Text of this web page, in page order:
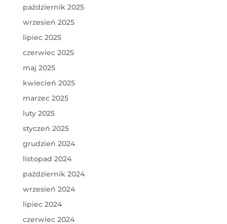
październik 2025
wrzesień 2025
lipiec 2025
czerwiec 2025
maj 2025
kwiecień 2025
marzec 2025
luty 2025
styczeń 2025
grudzień 2024
listopad 2024
październik 2024
wrzesień 2024
lipiec 2024
czerwiec 2024